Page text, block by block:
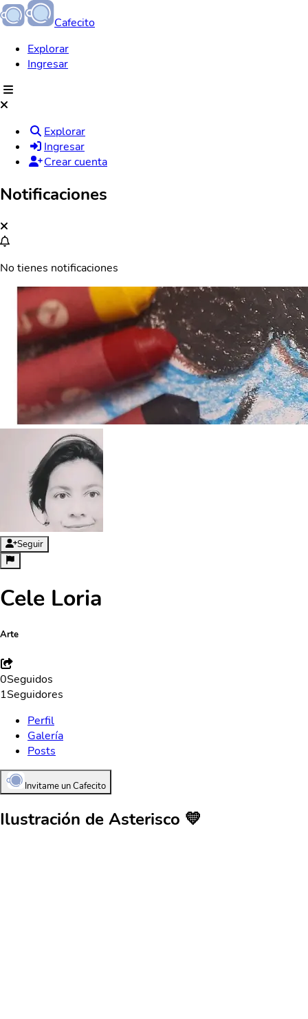
Cafecito
Explorar
Ingresar
Explorar
Ingresar
Crear cuenta
Notificaciones
No tienes notificaciones
Seguir
Cele Loria
Arte
0Seguidos
1Seguidores
Perfil
Galería
Posts
Invitame un Cafecito
Ilustración de Asterisco 💛